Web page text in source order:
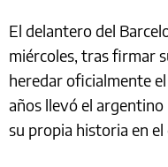
El delantero del
miércoles, tras firmar
heredar oficialmente
años llevó el
su propia historia en el